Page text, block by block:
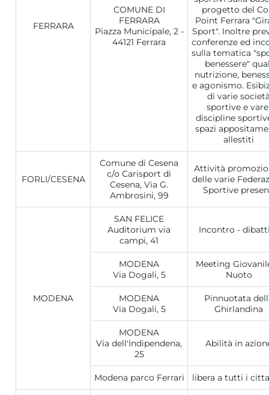
FERRARA
COMUNE DI
FERRARA
Piazza Municipale, 2 -
44121 Ferrara
progetto del
Point Ferrara
Sport". Inoltre
conferenze ed
sulla tematica
benessere"
nutrizione,
e agonismo.
di varie
sportive e
discipline
spazi
allestiti
FORLI/CESENA
Comune di Cesena
c/o Carisport di
Cesena, Via G.
Ambrosini, 99
Attività
delle varie
Sportive
MODENA
SAN FELICE
Auditorium via
campi, 41
Incontro -
MODENA
Via Dogali, 5
Meeting
Nuoto
MODENA
Via Dogali, 5
Pinnuotata
Ghirlandina
MODENA
Via dell'Indipendena,
25
Abilità in
Modena parco Ferrari libera a tutti i